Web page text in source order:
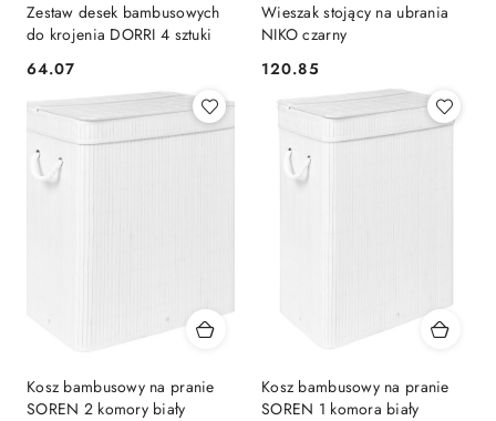
Zestaw desek bambusowych
do krojenia DORRI 4 sztuki
Cena:
64.07
Wieszak stojący na ubrania
NIKO czarny
Cena:
120.85
Kosz bambusowy na pranie
SOREN 2 komory biały
Kosz bambusowy na pranie
SOREN 1 komora biały